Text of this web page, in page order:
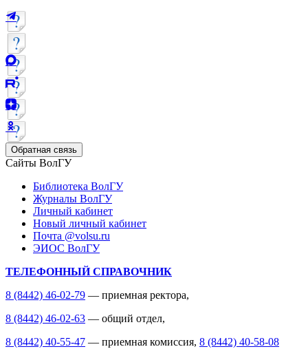
Обратная связь
Сайты ВолГУ
Библиотека ВолГУ
Журналы ВолГУ
Личный кабинет
Новый личный кабинет
Почта @volsu.ru
ЭИОС ВолГУ
ТЕЛЕФОННЫЙ СПРАВОЧНИК
8 (8442) 46-02-79 — приемная ректора,
8 (8442) 46-02-63 — общий отдел,
8 (8442) 40-55-47 — приемная комиссия, 8 (8442) 40-58-08